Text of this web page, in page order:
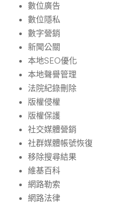
數位廣告
數位隱私
數字營銷
新聞公關
本地SEO優化
本地聲譽管理
法院紀錄刪除
版權侵權
版權保護
社交媒體營銷
社群媒體帳號恢復
移除搜尋結果
維基百科
網路勒索
網路法律